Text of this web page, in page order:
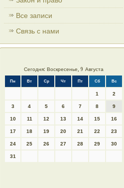
Все записи
Связь с нами
Сегодня: Воскресенье, 9 Августа
Пн Вт Ср Чт Пт Сб Вс
1 2
3 4 5 6 7 8 9
10 11 12 13 14 15 16
17 18 19 20 21 22 23
24 25 26 27 28 29 30
31